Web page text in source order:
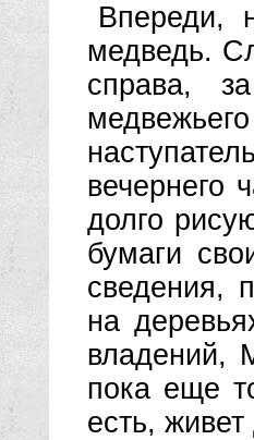
Впереди,
медведь.
справа,
вечернего
долго
бумаги
сведения,
на
владений,
пока еще
есть,